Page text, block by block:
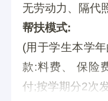
无劳动力、隔代
帮扶模式:
(用于学生本学
款:料费、 保险
付;按学期分2次